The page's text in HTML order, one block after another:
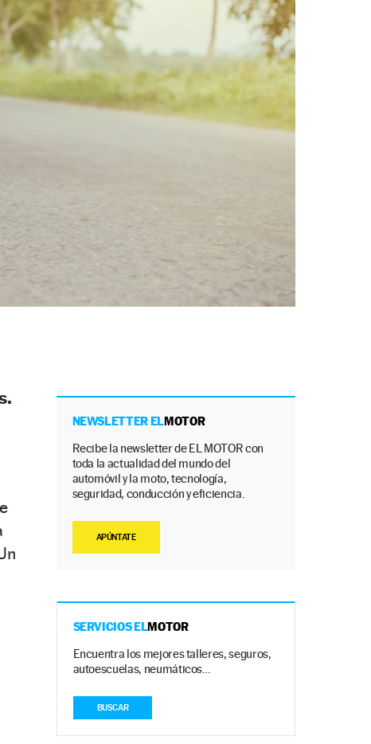
NEWSLETTER ELMOTOR
Recibe la newsletter de EL MOTOR con
toda la actualidad del mundo del
automóvil y la moto, tecnología,
seguridad, conducción y eficiencia.
APÚNTATE
SERVICIOS ELMOTOR
Encuentra los mejores talleres, seguros,
autoescuelas, neumáticos…
BUSCAR